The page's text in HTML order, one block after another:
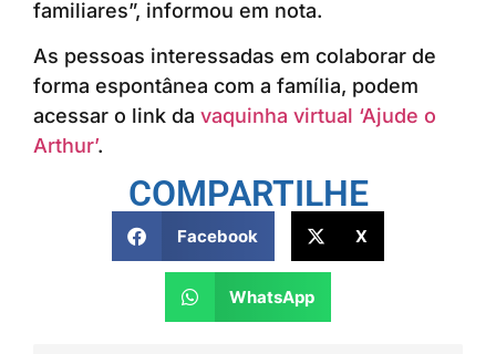
familiares”, informou em nota.
As pessoas interessadas em colaborar de
forma espontânea com a família, podem
acessar o link da vaquinha virtual ‘Ajude o
Arthur’.
COMPARTILHE
Facebook X
WhatsApp